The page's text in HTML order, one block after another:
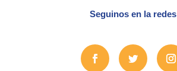
Seguinos en la redes